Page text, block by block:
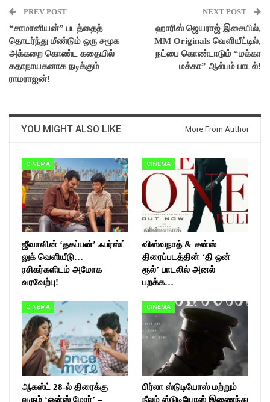
PREV POST
“சாமானியன்” படத்தைத்
தொடர்ந்து மீண்டும் ஒரு சமூக
அக்கறை கொண்ட கதையில்
கதாநாயகனாக நடிக்கும்
ராமராஜன்!
NEXT POST
ஹாரிஸ் ஜெயராஜ் இசையில்,
MM Originals வெளியீட்டில்,
நட்பை கொண்டாடும் “மக்கா
மக்கா” ஆல்பம் பாடல்!
YOU MIGHT ALSO LIKE More From Author
CINEMA
ஜீவாவின் ‘தகப்பன்’ ஃபர்ஸ்ட்
லுக் வெளியீடு…
ரசிகர்களிடம் அமோக
வரவேற்பு!
CINEMA
விஸ்வநாத் & சன்ஸ்
திரைப்படத்தின் ‘தி ஒன்
ரூல்’ பாடலில் அனல்
பறக்க…
CINEMA
ஆகஸ்ட் 28-ல் திரைக்கு
வரும் ‘ஒன்ஸ் மோர்’ –
CINEMA
பிர்லா ஸ்டுடியோஸ் மற்றும்
நீலம் ஸ்டுடியோஸ் இணைந்து